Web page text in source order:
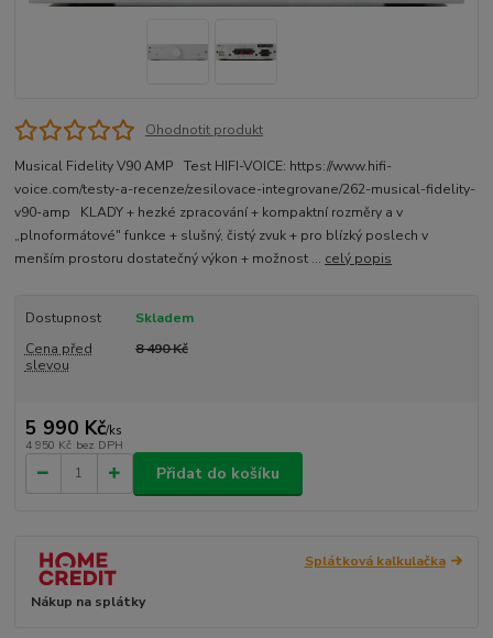
Ohodnotit produkt
Musical Fidelity V90 AMP Test HIFI-VOICE: https://www.hifi-
voice.com/testy-a-recenze/zesilovace-integrovane/262-musical-fidelity-
v90-amp KLADY + hezké zpracování + kompaktní rozměry a v
„plnoformátové" funkce + slušný, čistý zvuk + pro blízký poslech v
menším prostoru dostatečný výkon + možnost ... celý popis
Dostupnost
Skladem
Cena před
slevou
8 490 Kč
5 990 Kč/ks
4 950 Kč bez DPH
Přidat do košíku
Splátková kalkulačka
Nákup na splátky